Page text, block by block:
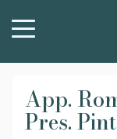
App.
Pres.